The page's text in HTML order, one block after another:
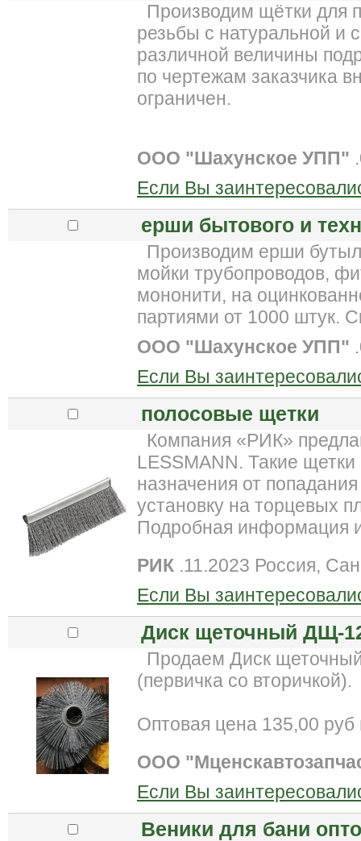
Производим щётки для
резьбы с натуральной и
различной величины
по чертежам заказчика
ограничен.
ООО "Шахунское УПП"
Если Вы
ерши бытового и
Производим ерши
мойки трубопроводов,
мононити, на
партиями от 1000 штук.
ООО "Шахунское УПП"
Если Вы
полосовые щетки
Компания «РИК»
LESSMANN. Такие
назначения от
установку на торцевых
Подробная информация
РИК .11.2023 Россия,
Если Вы
Диск щеточный ДЩ-
Продаем Диск
(первичка со вторичкой).
Оптовая цена 135,00
ООО
Если Вы
Веники для бани